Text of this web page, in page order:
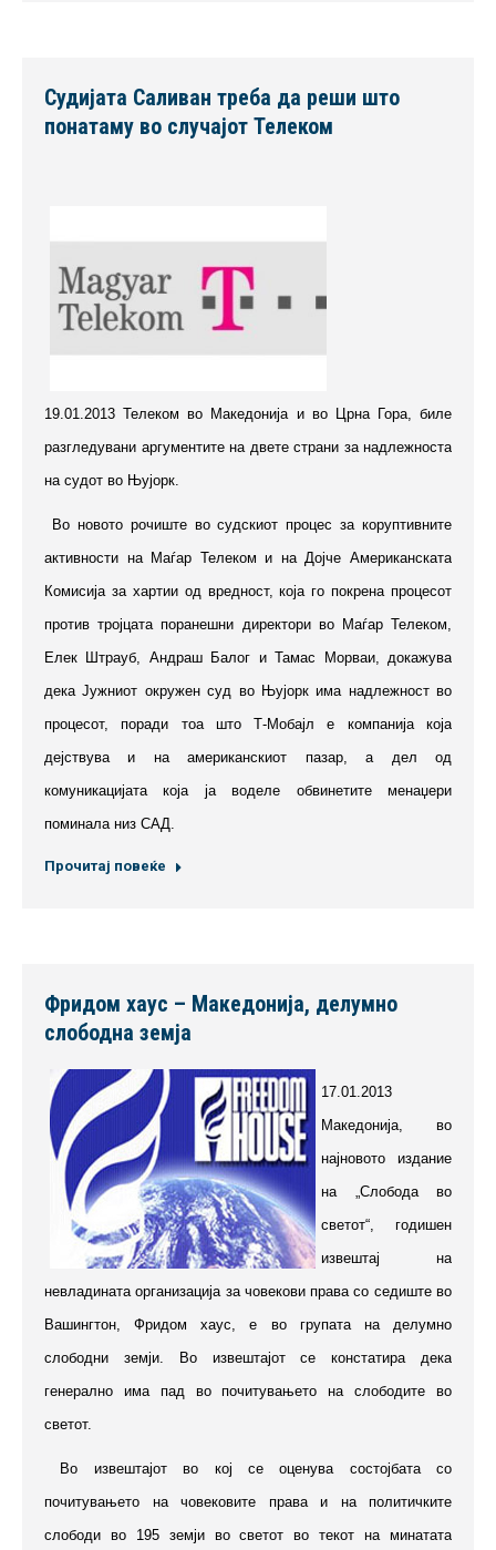
Судијата Саливан треба да реши што
понатаму во случајот Телеком
19.01.2013Телеком во Македонија и во Црна Гора, биле
разгледувани аргументите на двете страни за надлежноста
на судот во Њујорк.
Во новото рочиште во судскиот процес за коруптивните
активности на Маѓар Телеком и на Дојче Американската
Комисија за хартии од вредност, која го покрена процесот
против тројцата поранешни директори во Маѓар Телеком,
Елек Штрауб, Андраш Балог и Тамас Морваи, докажува
дека Јужниот окружен суд во Њујорк има надлежност во
процесот, поради тоа што Т-Мобајл е компанија која
дејствува и на американскиот пазар, а дел од
комуникацијата која ја воделе обвинетите менаџери
поминала низ САД.
Прочитај повеќе
Фридом хаус – Македонија, делумно
слободна земја
17.01.2013
Македонија, во
најновото издание
на „Слобода во
светот“, годишен
извештај на
невладината организација за човекови права со седиште во
Вашингтон, Фридом хаус, е во групата на делумно
слободни земји. Во извештајот се констатира дека
генерално има пад во почитувањето на слободите во
светот.
Во извештајот во кој се оценува состојбата со
почитувањето на човековите права и на политичките
слободи во 195 земји во светот во текот на минатата